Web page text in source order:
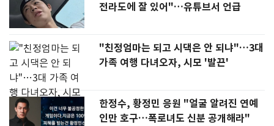
전라도에 잘 있어"…유튜브서 언급
"친정엄마는 되고 시댁은 안 되냐"…3대
가족 여행 다녀오자, 시모 '발끈'
한정수, 황정민 응원 "얼굴 알려진 연예
인만 호구…폭로녀도 신분 공개해라"